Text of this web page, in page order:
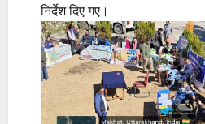
निर्देश दिए गए।